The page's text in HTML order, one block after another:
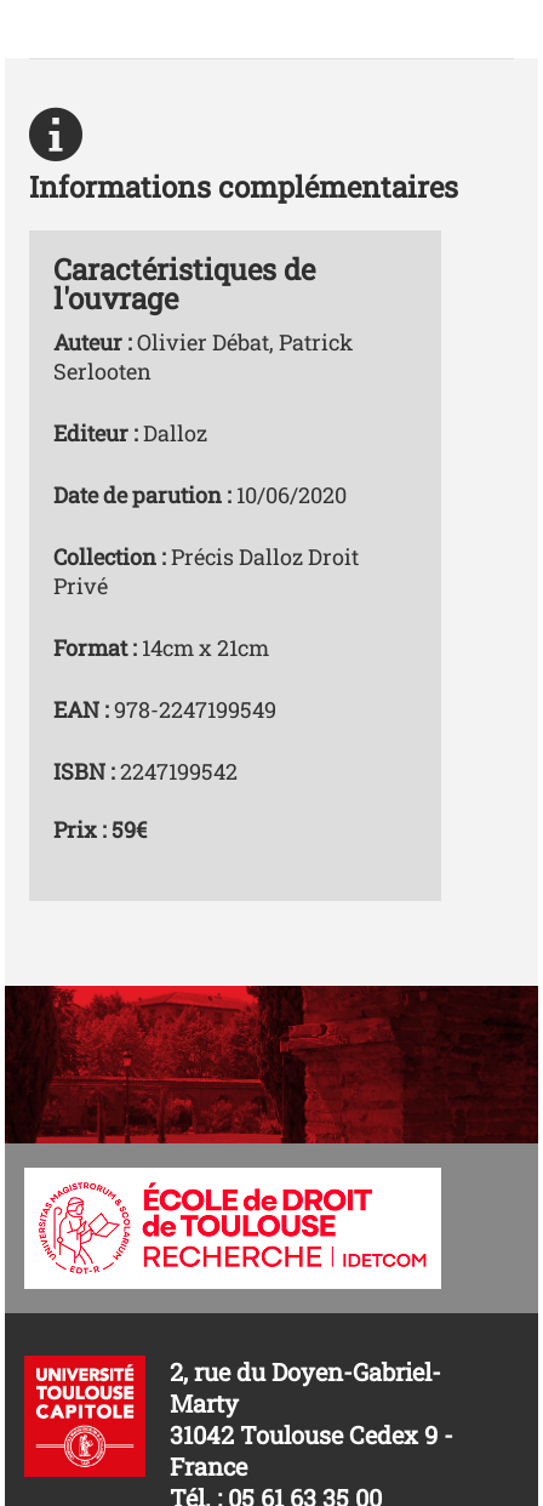
Informations complémentaires
Caractéristiques de
l'ouvrage
Auteur :Olivier Débat, Patrick
Serlooten
Editeur :Dalloz
Date de parution : 10/06/2020
Collection :Précis Dalloz Droit
Privé
Format : 14cm x 21cm
EAN :978-2247199549
ISBN :2247199542
Prix : 59€
2, rue du Doyen-Gabriel-
Marty
31042 Toulouse Cedex 9 -
France
Tél. : 05 61 63 35 00